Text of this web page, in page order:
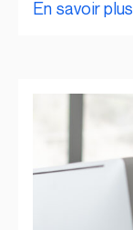
En savoir plus